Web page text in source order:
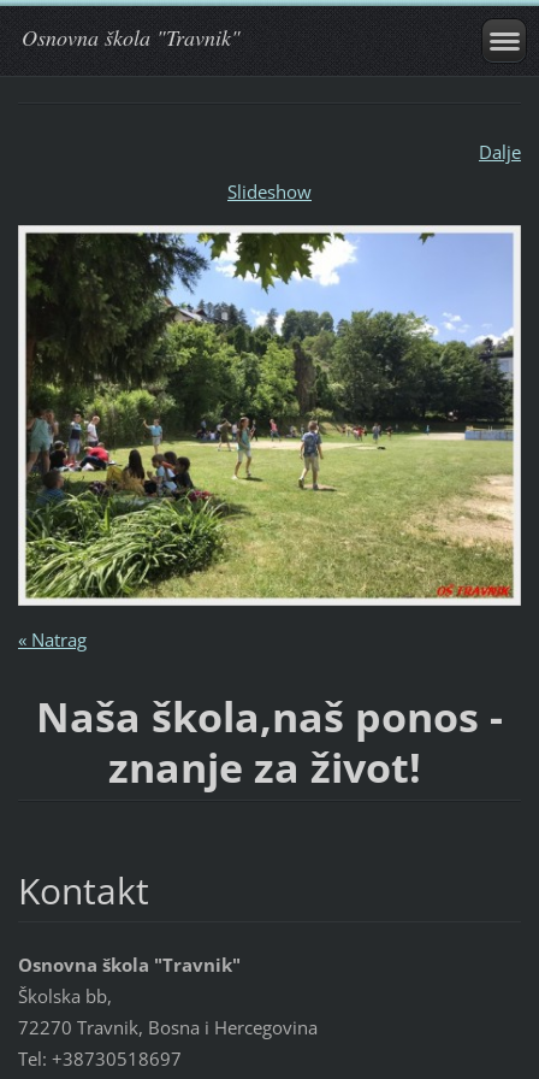
Osnovna škola "Travnik"
Dalje
Slideshow
« Natrag
Naša škola,naš ponos -
znanje za život!
Kontakt
Osnovna škola "Travnik"
Školska bb,
72270 Travnik, Bosna i Hercegovina
Tel: +38730518697